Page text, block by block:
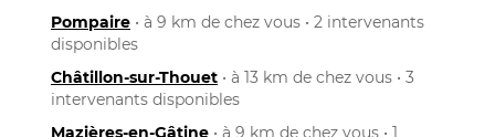
Pompaire • à 9 km de chez vous • 2 intervenants
disponibles
Châtillon-sur-Thouet • à 13 km de chez vous • 3
intervenants disponibles
Mazières-en-Gâtine • à 9 km de chez vous • 1